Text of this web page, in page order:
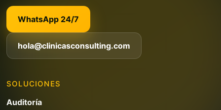
WhatsApp 24/7
hola@clinicasconsulting.com
SOLUCIONES
Auditoría